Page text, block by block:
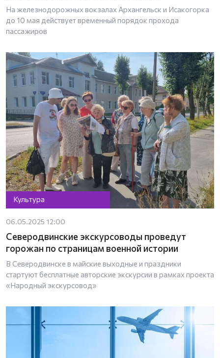
На железнодорожных вокзалах Архангельск и Исакогорка
до 10 мая действует временный порядок прохода
пассажиров
Культура
06.05.2025 12:00
Северодвинские экскурсоводы проведут
горожан по страницам военной истории
В Северодвинске в майские выходные и праздники
стартуют бесплатные авторские экскурсии в рамках проекта
«Народный экскурсовод»